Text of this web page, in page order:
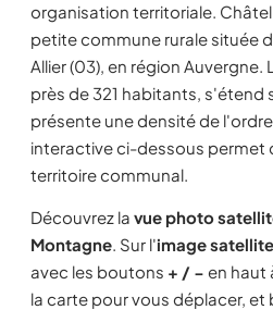
organisation territoriale.
petite commune rurale située
Allier (03), en région
près de 321 habitants, s'étend
présente une densité de
interactive ci-dessous permet
territoire communal.
Découvrez la vue photo
Montagne. Sur l'image satellite
avec les boutons + / − en haut
la carte pour vous déplacer, et